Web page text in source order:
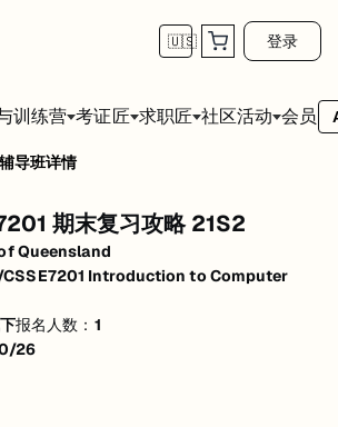
🇺🇸 登录
训练营 考证匠 求职匠 社区活动 会员
Introduction to Computer Systems
辅导班详情
期末复习攻略 21S2
Queensland
Introduction to Computer
报名人数： 1
26